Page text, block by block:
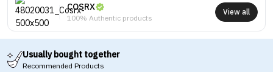
COSRX
100% Authentic products
View all
Usually bought together
Recommended Products